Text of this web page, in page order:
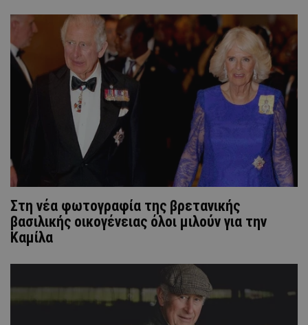
Στη νέα φωτογραφία της βρετανικής
βασιλικής οικογένειας όλοι μιλούν για την
Καμίλα